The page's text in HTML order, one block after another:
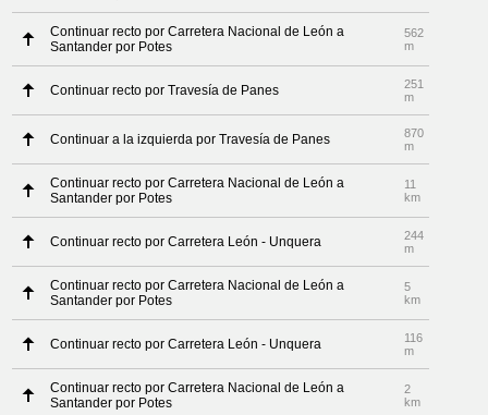
Continuar recto por Carretera Nacional de León a
Santander por Potes
562
m
Continuar recto por Travesía de Panes
251
m
Continuar a la izquierda por Travesía de Panes
870
m
Continuar recto por Carretera Nacional de León a
Santander por Potes
11
km
Continuar recto por Carretera León - Unquera
244
m
Continuar recto por Carretera Nacional de León a
Santander por Potes
5
km
Continuar recto por Carretera León - Unquera
116
m
Continuar recto por Carretera Nacional de León a
Santander por Potes
2
km